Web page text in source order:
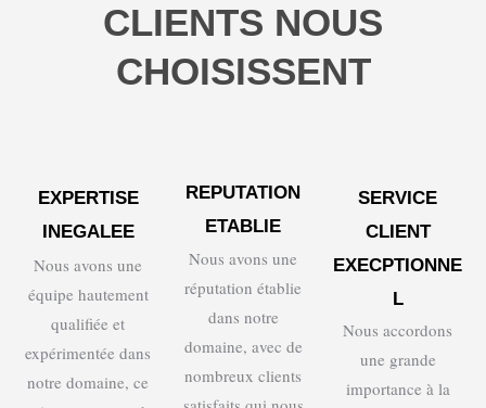
CLIENTS NOUS
CHOISISSENT
EXPERTISE
INEGALEE
Nous avons une
équipe hautement
qualifiée et
expérimentée dans
notre domaine, ce
REPUTATION
ETABLIE
Nous avons une
réputation établie
dans notre
domaine, avec de
nombreux clients
SERVICE
CLIENT
EXECPTIONNE
L
Nous accordons
une grande
importance à la